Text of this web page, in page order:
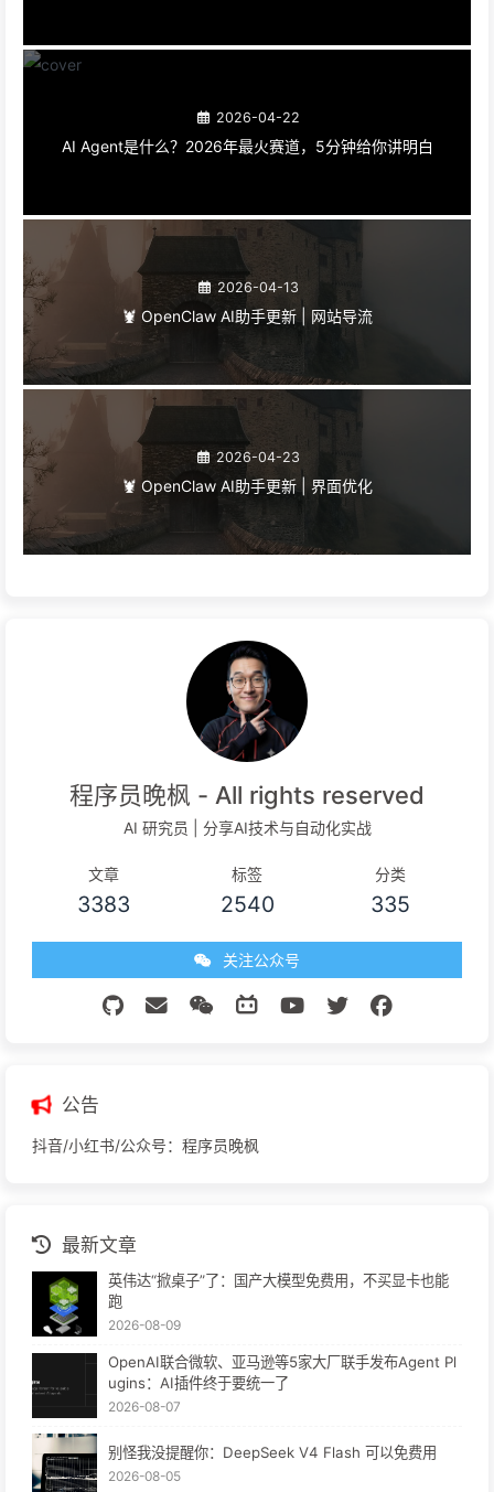
2026-04-22
AI Agent是什么？2026年最火赛道，5分钟给你讲明白
2026-04-13
🦞 OpenClaw AI助手更新 | 网站导流
2026-04-23
🦞 OpenClaw AI助手更新 | 界面优化
程序员晚枫 - All rights reserved
AI 研究员 | 分享AI技术与自动化实战
文章
3383
标签
2540
分类
335
关注公众号
公告
抖音/小红书/公众号：程序员晚枫
最新文章
英伟达“掀桌子”了：国产大模型免费用，不买显卡也能
跑
2026-08-09
OpenAI联合微软、亚马逊等5家大厂联手发布Agent Pl
ugins：AI插件终于要统一了
2026-08-07
别怪我没提醒你：DeepSeek V4 Flash 可以免费用
2026-08-05